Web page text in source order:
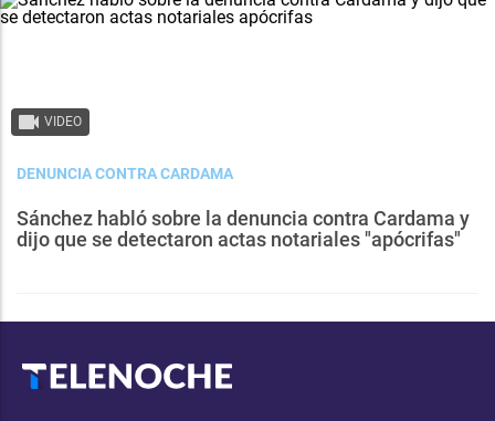
VIDEO
DENUNCIA CONTRA CARDAMA
Sánchez habló sobre la denuncia contra Cardama y
dijo que se detectaron actas notariales "apócrifas"